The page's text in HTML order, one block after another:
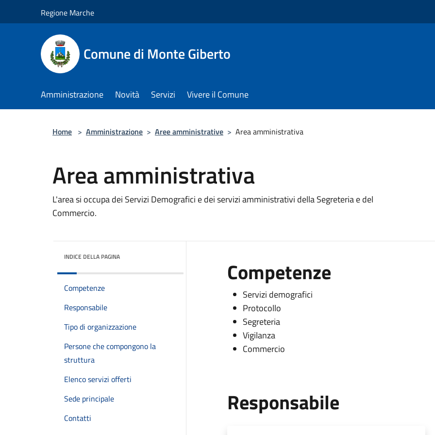
Regione Marche
Comune di Monte Giberto
Amministrazione Novità Servizi Vivere il Comune
Home > Amministrazione > Aree amministrative > Area amministrativa
Area amministrativa
L'area si occupa dei Servizi Demografici e dei servizi amministrativi della Segreteria e del
Commercio.
INDICE DELLA PAGINA
Competenze
Responsabile
Tipo di organizzazione
Persone che compongono la
struttura
Elenco servizi offerti
Sede principale
Contatti
Competenze
Servizi demografici
Protocollo
Segreteria
Vigilanza
Commercio
Responsabile